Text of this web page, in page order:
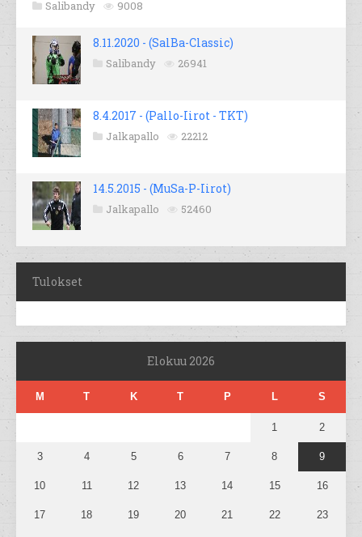
Salibandy 9008
8.11.2020 - (SalBa-Classic)
Salibandy 26941
8.4.2017 - (Pallo-Iirot - TKT)
Jalkapallo 22212
14.5.2015 - (MuSa-P-Iirot)
Jalkapallo 52460
Tulokset
Elokuu 2026
M T K T P L S
1 2
3 4 5 6 7 8 9
10 11 12 13 14 15 16
17 18 19 20 21 22 23